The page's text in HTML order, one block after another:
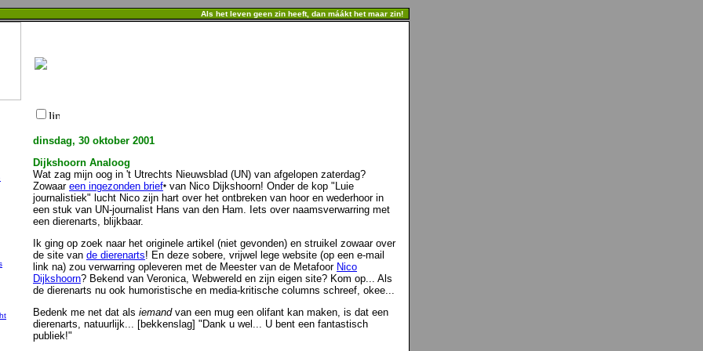
Als het leven geen zin heeft, dan máákt het maar zin!
dinsdag, 30 oktober 2001
Dijkshoorn Analoog
Wat zag mijn oog in 't Utrechts Nieuwsblad (UN) van afgelopen zaterdag?
Zowaar een ingezonden brief* van Nico Dijkshoorn! Onder de kop "Luie
journalistiek" lucht Nico zijn hart over het ontbreken van hoor en wederhoor in
een stuk van UN-journalist Hans van den Ham. Iets over naamsverwarring met
een dierenarts, blijkbaar.
Ik ging op zoek naar het originele artikel (niet gevonden) en struikel zowaar over
de site van de dierenarts! En deze sobere, vrijwel lege website (op een e-mail
link na) zou verwarring opleveren met de Meester van de Metafoor Nico
Dijkshoorn? Bekend van Veronica, Webwereld en zijn eigen site? Kom op... Als
de dierenarts nu ook humoristische en media-kritische columns schreef, okee...
Bedenk me net dat als iemandvan een mug een olifant kan maken, is dat een
dierenarts, natuurlijk... [bekkenslag] "Dank u wel... U bent een fantastisch
publiek!"